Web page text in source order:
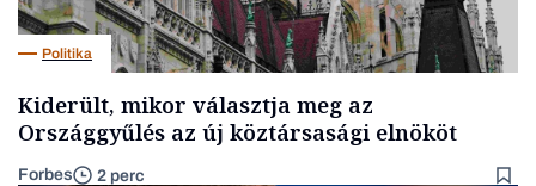
Politika
Kiderült, mikor választja meg az
Országgyűlés az új köztársasági elnököt
Forbes 2 perc